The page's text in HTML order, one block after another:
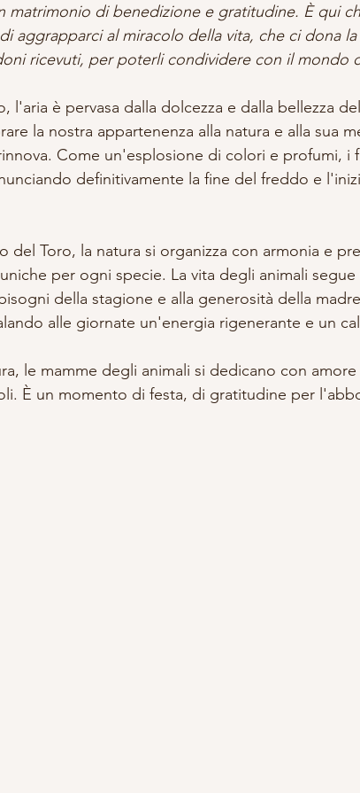
matrimonio di benedizione e gratitudine. È qui
aggrapparci al miracolo della vita, che ci dona
ricevuti, per poterli condividere con il mondo
l'aria è pervasa dalla dolcezza e dalla bellezza
la nostra appartenenza alla natura e alla sua
Come un'esplosione di colori e profumi, i
definitivamente la fine del freddo e
del Toro, la natura si organizza con armonia e
per ogni specie. La vita degli animali
della stagione e alla generosità della
alle giornate un'energia rigenerante e un
le mamme degli animali si dedicano con
È un momento di festa, di gratitudine per